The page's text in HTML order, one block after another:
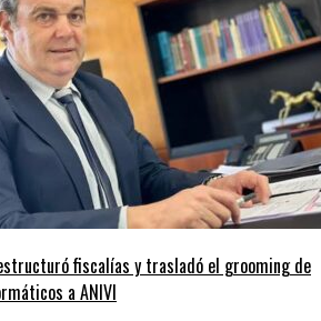
fiscalías y trasladó el grooming de
a ANIVI